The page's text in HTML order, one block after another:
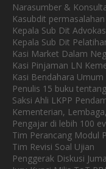
Narasumber &
Kasubdit
Kepala Sub Dit
Kepala Sub Dit
Kasi Market Dalam
Kasi Pinjaman LN
Kasi Bendahara
Penulis 15 buku
Saksi Ahli LKPP
Kementerian,
Pengajar di lebih 100
Tim Perancang Modul
Tim Revisi Soal Ujian
Penggerak Diskusi